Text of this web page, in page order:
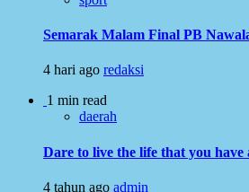
Semarak Malam Final PB
4 hari ago redaksi
1 min read
daerah
Dare to live the life that you have
4 tahun ago admin